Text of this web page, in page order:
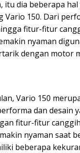
itu dia beberapa
Vario 150. Dari
fitur-fitur
nyaman
dengan motor
Vario 150
dan desain
fitur-fitur
nyaman saat
beberapa